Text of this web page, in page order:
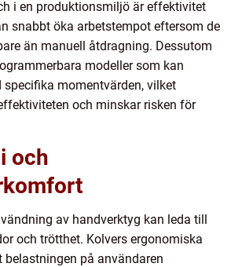
i en produktionsmiljö är effektivitet
snabbt öka arbetstempot eftersom de
än manuell åtdragning. Dessutom
modeller som kan
momentvärden, vilket
och minskar risken för
och
av handverktyg kan leda till
och trötthet. Kolvers ergonomiska
belastningen på användaren